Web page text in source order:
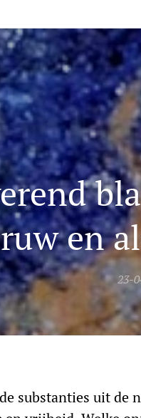
ruw en
23-
substanties uit de